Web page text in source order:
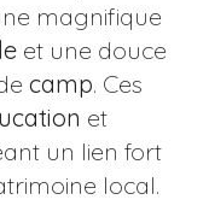
magnifique
et une douce
camp. Ces
et
un lien fort
local.